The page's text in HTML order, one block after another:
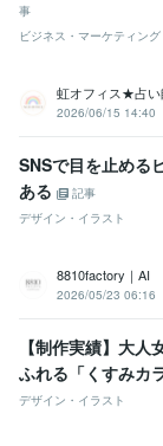
普通自動車第一種運
ビジネス・クリ
Photopea:2年
ComicStudio:0年
Microsoft CLIP
オンラインレッス
Canvaでのイベ
経営 ビジネス
事
ビジネス・マーケティング
虹オフィス★占い
2026/06/15 14:40
SNSで目を止める
ある
記事
デザイン・イラスト
8810factory｜AI
2026/05/23 06:16
【制作実績】大
ふれる「くすみカ
デザイン・イラスト